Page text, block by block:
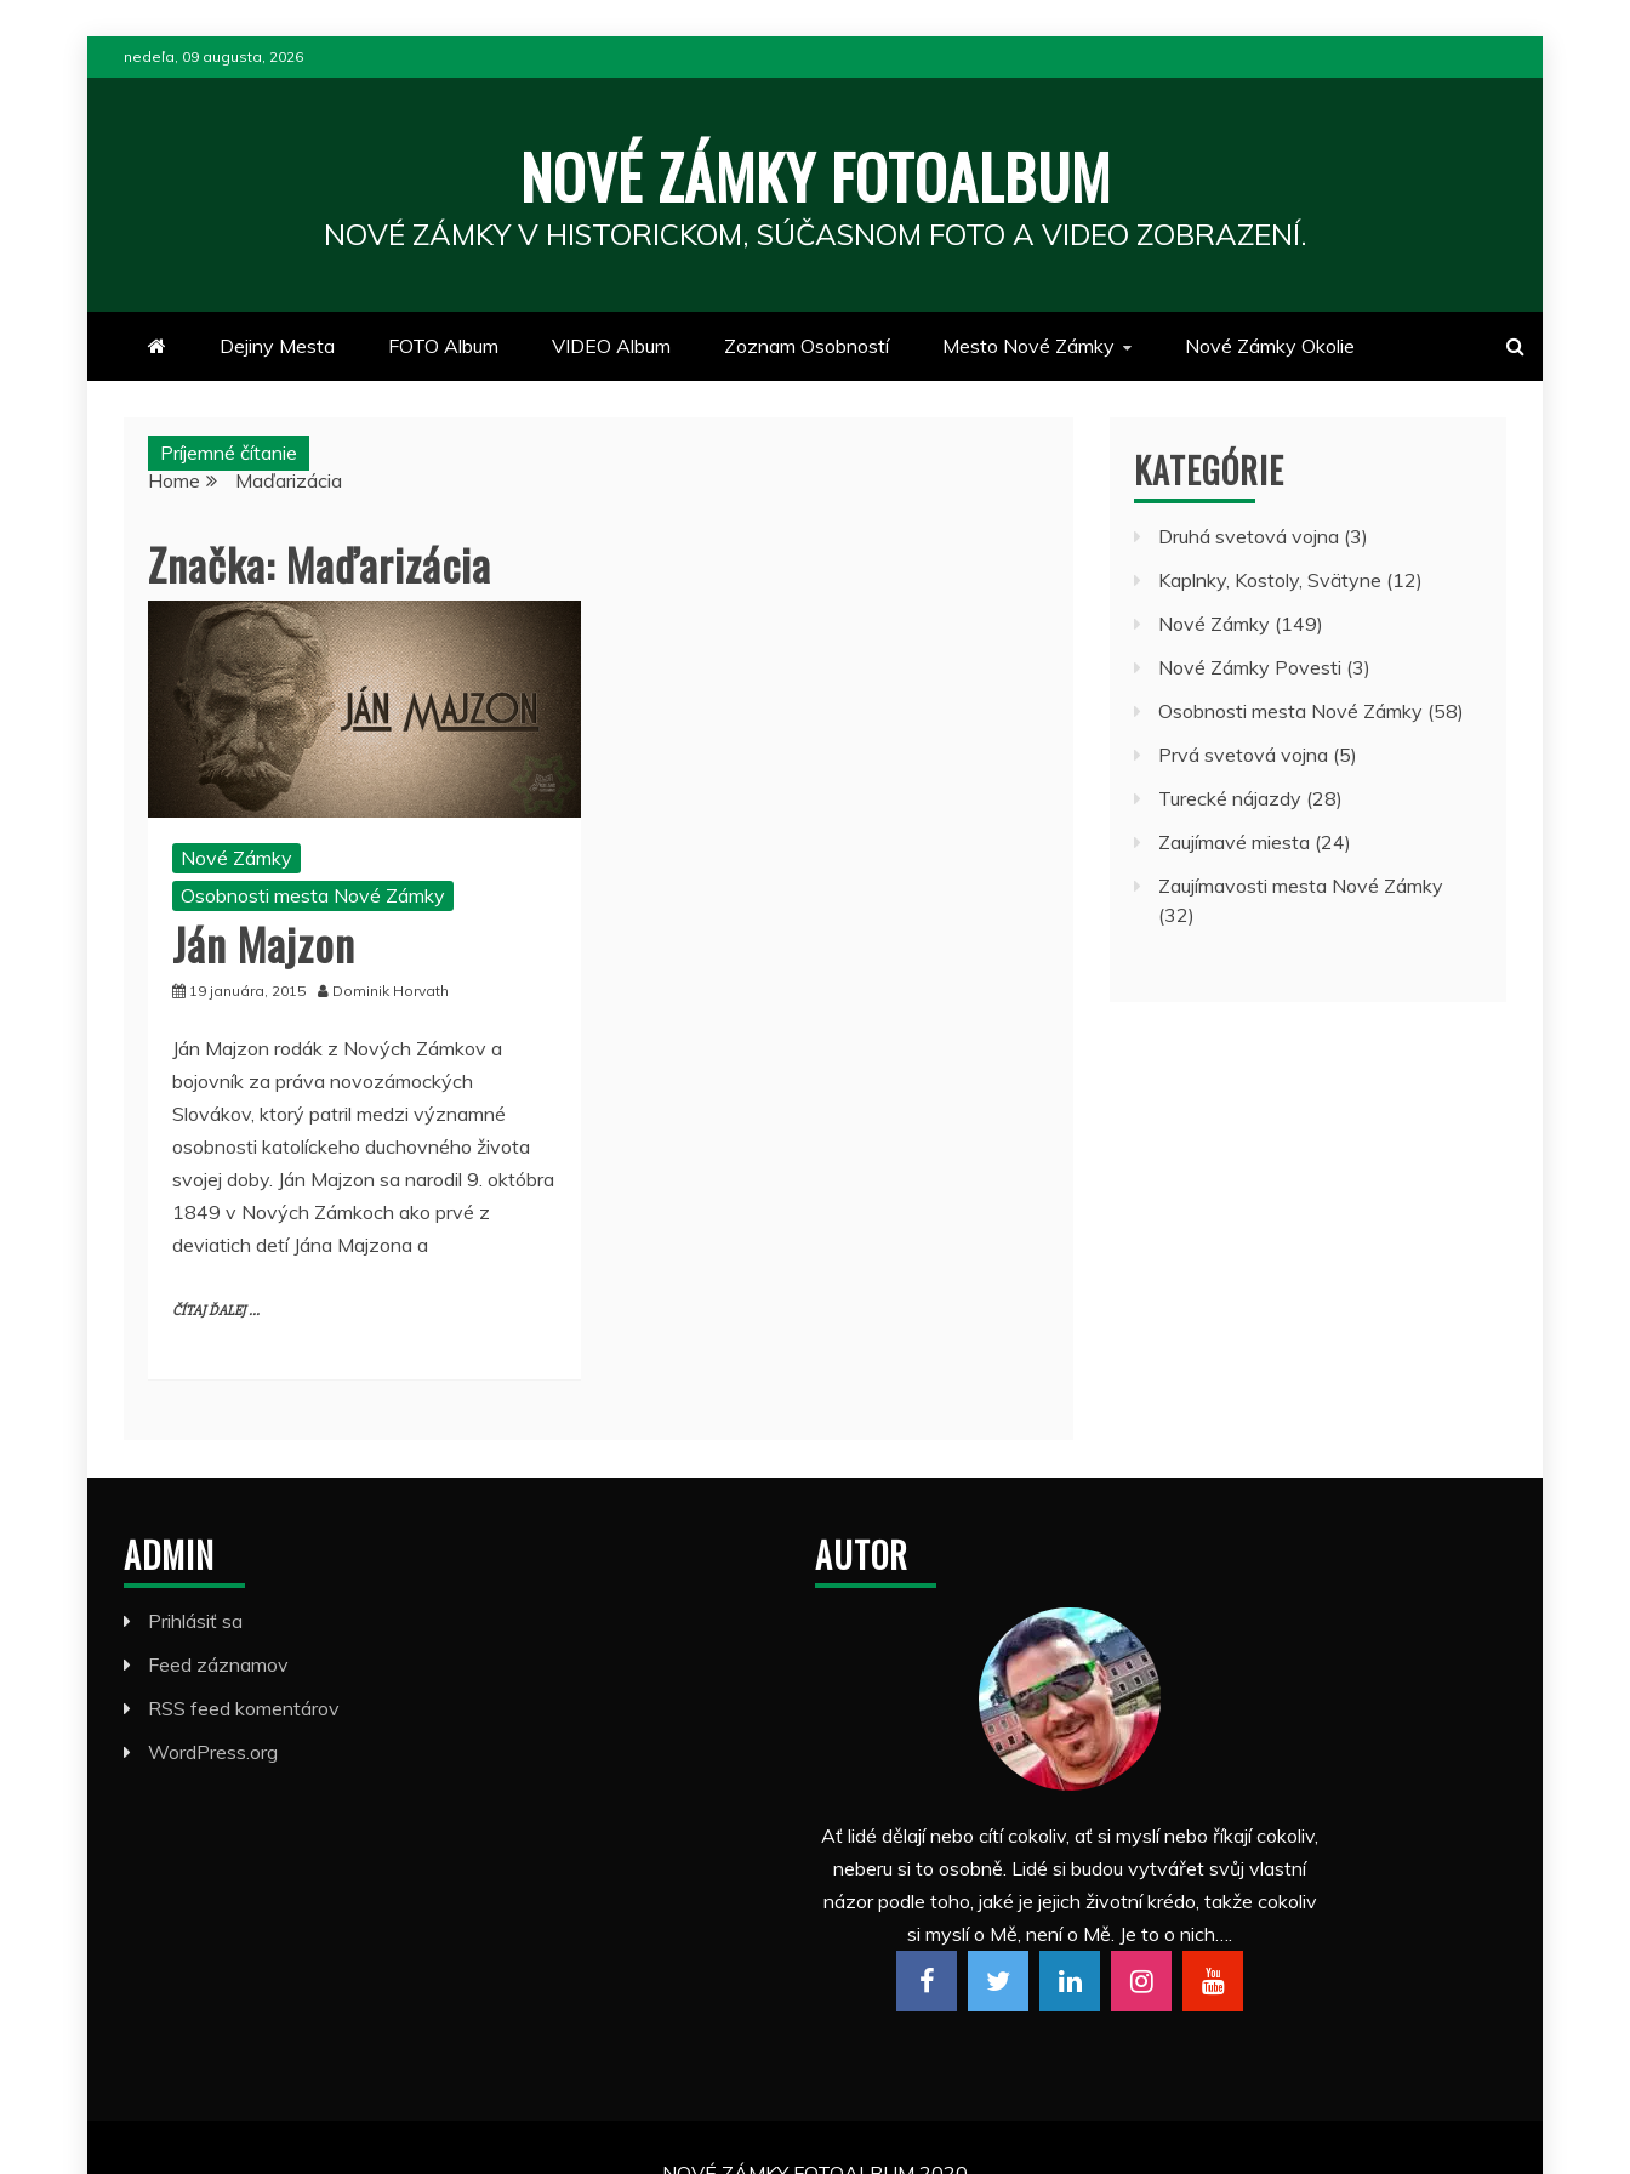
to
nedeľa, 09 augusta, 2026
NOVÉ ZÁMKY FOTOALBUM
NOVÉ ZÁMKY V HISTORICKOM, SÚČASNOM FOTO A VIDEO ZOBRAZENÍ.
Dejiny Mesta FOTO Album VIDEO Album Zoznam Osobností Mesto Nové Zámky Nové Zámky Okolie
Príjemné čítanie
Home
Maďarizácia
Značka: Maďarizácia
Nové Zámky
Osobnosti mesta Nové Zámky
Ján Majzon
19 januára, 2015 Dominik Horvath
Ján Majzon rodák z Nových Zámkov a
bojovník za práva novozámockých
Slovákov, ktorý patril medzi významné
osobnosti katolíckeho duchovného života
svojej doby. Ján Majzon sa narodil 9. októbra
1849 v Nových Zámkoch ako prvé z
deviatich detí Jána Majzona a
ČÍTAJ ĎALEJ ...
KATEGÓRIE
Druhá svetová vojna (3)
Kaplnky, Kostoly, Svätyne (12)
Nové Zámky (149)
Nové Zámky Povesti (3)
Osobnosti mesta Nové Zámky (58)
Prvá svetová vojna (5)
Turecké nájazdy (28)
Zaujímavé miesta (24)
Zaujímavosti mesta Nové Zámky
(32)
ADMIN
Prihlásiť sa
Feed záznamov
RSS feed komentárov
WordPress.org
AUTOR
Ať lidé dělají nebo cítí cokoliv, ať si myslí nebo říkají cokoliv,
neberu si to osobně. Lidé si budou vytvářet svůj vlastní
názor podle toho, jaké je jejich životní krédo, takže cokoliv
si myslí o Mě, není o Mě. Je to o nich….